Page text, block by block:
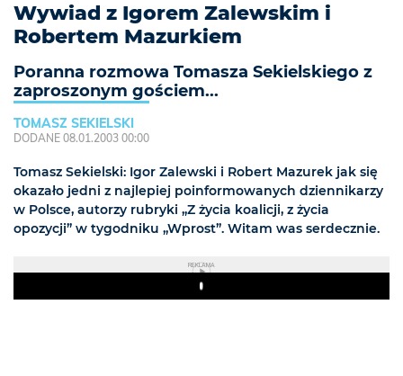
Wywiad z Igorem Zalewskim i
Robertem Mazurkiem
Poranna rozmowa Tomasza Sekielskiego z
zaproszonym gościem...
TOMASZ SEKIELSKI
DODANE 08.01.2003 00:00
Tomasz Sekielski: Igor Zalewski i Robert Mazurek jak się
okazało jedni z najlepiej poinformowanych dziennikarzy
w Polsce, autorzy rubryki „Z życia koalicji, z życia
opozycji” w tygodniku „Wprost”. Witam was serdecznie.
REKLAMA
Play